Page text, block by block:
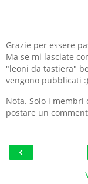
Grazie per essere
Ma se mi lasciate
"leoni da tastiera"
vengono pubblicati :)
Nota. Solo i membri
postare un
‹